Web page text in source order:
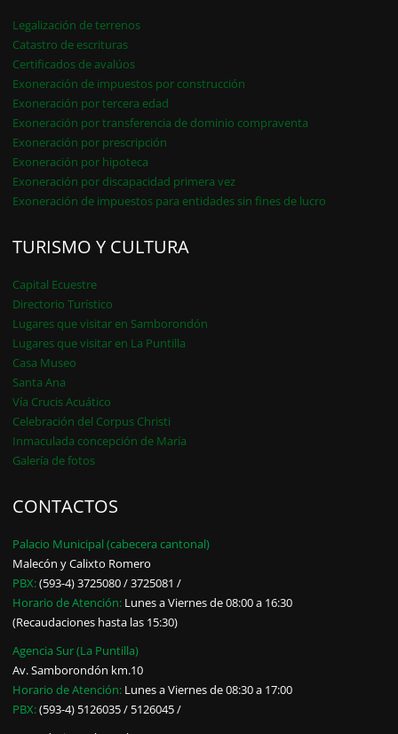
Legalización de terrenos
Catastro de escrituras
Certificados de avalúos
Exoneración de impuestos por construcción
Exoneración por tercera edad
Exoneración por transferencia de dominio compraventa
Exoneración por prescripción
Exoneración por hipoteca
Exoneración por discapacidad primera vez
Exoneración de impuestos para entidades sin fines de lucro
TURISMO Y CULTURA
Capital Ecuestre
Directorio Turístico
Lugares que visitar en Samborondón
Lugares que visitar en La Puntilla
Casa Museo
Santa Ana
Vía Crucis Acuático
Celebración del Corpus Christi
Inmaculada concepción de María
Galería de fotos
CONTACTOS
Palacio Municipal (cabecera cantonal)
Malecón y Calixto Romero
PBX:(593-4) 3725080 / 3725081 /
Horario de Atención: Lunes a Viernes de 08:00 a 16:30
(Recaudaciones hasta las 15:30)
Agencia Sur (La Puntilla)
Av. Samborondón km.10
Horario de Atención: Lunes a Viernes de 08:30 a 17:00
PBX:(593-4) 5126035 / 5126045 /